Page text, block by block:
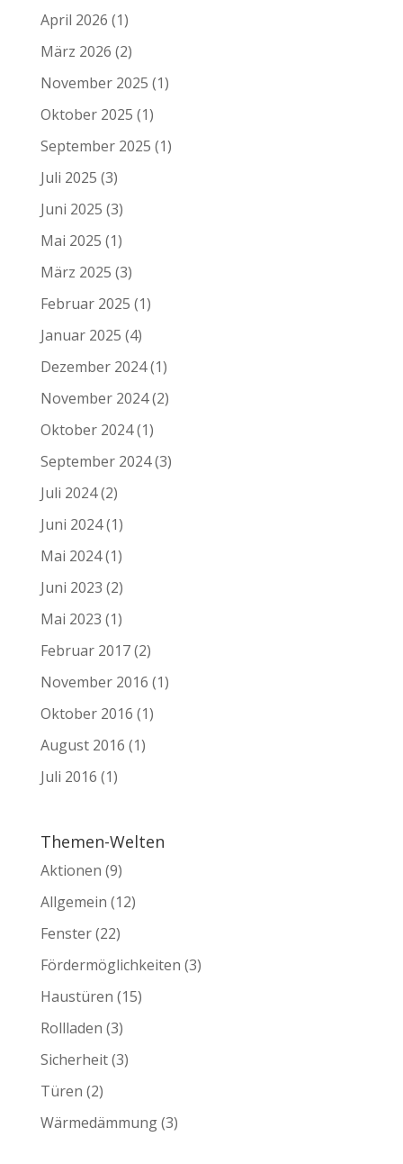
April 2026 (1)
März 2026 (2)
November 2025 (1)
Oktober 2025 (1)
September 2025 (1)
Juli 2025 (3)
Juni 2025 (3)
Mai 2025 (1)
März 2025 (3)
Februar 2025 (1)
Januar 2025 (4)
Dezember 2024(1)
November 2024(2)
Oktober 2024(1)
September 2024(3)
Juli 2024(2)
Juni 2024(1)
Mai 2024(1)
Juni 2023 (2)
Mai 2023 (1)
Februar 2017(2)
November 2016 (1)
Oktober 2016 (1)
August 2016 (1)
Juli 2016 (1)
Themen-Welten
Aktionen (9)
Allgemein (12)
Fenster(22)
Fördermöglichkeiten (3)
Haustüren (15)
Rollladen (3)
Sicherheit(3)
Türen (2)
Wärmedämmung(3)